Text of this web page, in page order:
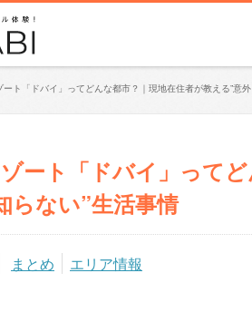
ート「ドバイ」ってどんな都市？｜現地在住者が教える”意
ート「ドバイ」って
らない”生活事情
まとめ エリア情報